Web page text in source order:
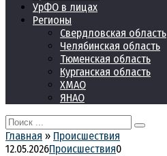
УрФО в лицах
Регионы
Свердловская область
Челябинская область
Тюменская область
Курганская область
ХМАО
ЯНАО
Search
for:
Главная » Происшествия
12.05.2026Происшествия0